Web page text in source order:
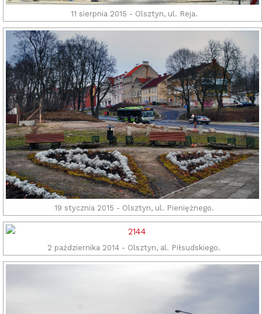
11 sierpnia 2015 - Olsztyn, ul. Reja.
19 stycznia 2015 - Olsztyn, ul. Pieniężnego.
2 października 2014 - Olsztyn, al. Piłsudskiego.